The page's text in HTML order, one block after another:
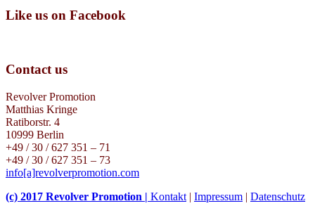
Like us on Facebook
Contact us
Revolver Promotion
Matthias Kringe
Ratiborstr. 4
10999 Berlin
+49 / 30 / 627 351 – 71
+49 / 30 / 627 351 – 73
info[a]revolverpromotion.com
(c) 2017 Revolver Promotion | Kontakt | Impressum | Datenschutz